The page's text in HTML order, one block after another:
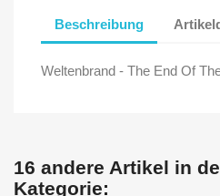
Beschreibung
Weltenbrand - The End Of
16 andere Artikel in
Kategorie: